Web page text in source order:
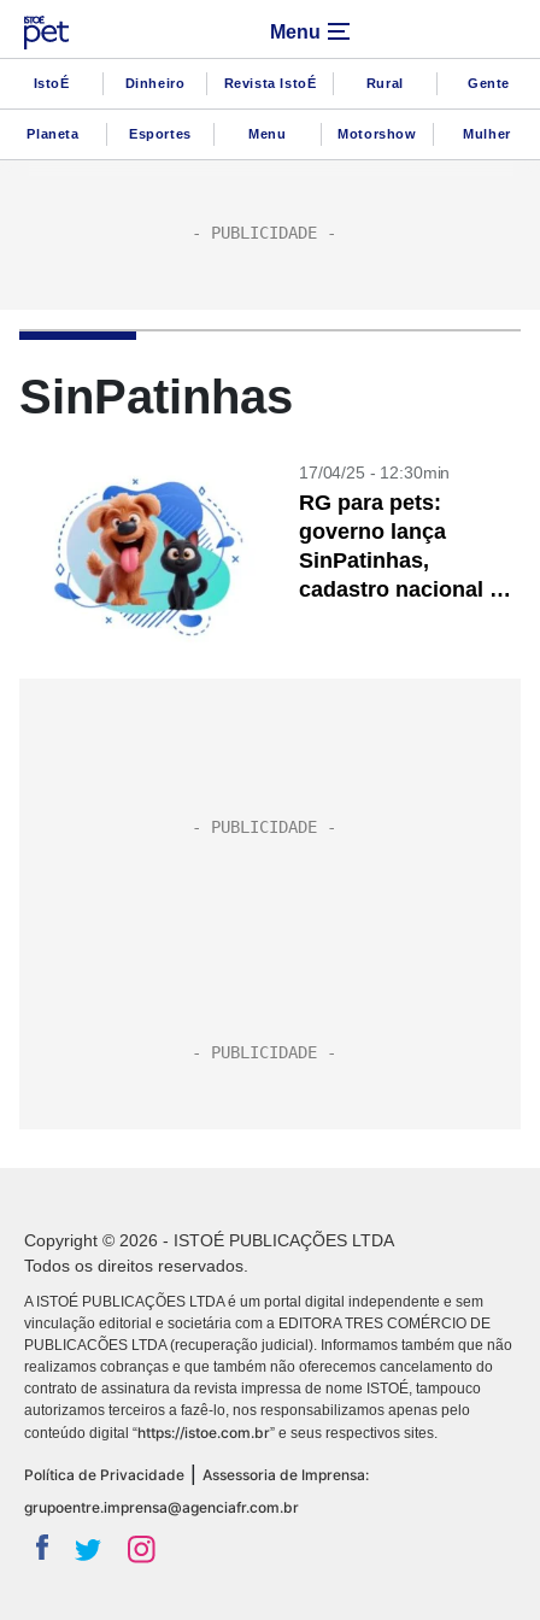
Menu
IstoÉ Dinheiro Revista IstoÉ Rural Gente
Planeta Esportes Menu Motorshow Mulher
SinPatinhas
17/04/25 - 12:30min
RG para pets:
governo lança
SinPatinhas,
cadastro nacional de
Copyright © 2026 - ISTOÉ PUBLICAÇÕES LTDA
Todos os direitos reservados.
A ISTOÉ PUBLICAÇÕES LTDA é um portal digital independente e sem
vinculação editorial e societária com a EDITORA TRES COMÉRCIO DE
PUBLICACÕES LTDA (recuperação judicial). Informamos também que não
realizamos cobranças e que também não oferecemos cancelamento do
contrato de assinatura da revista impressa de nome ISTOÉ, tampouco
autorizamos terceiros a fazê-lo, nos responsabilizamos apenas pelo
conteúdo digital “https://istoe.com.br” e seus respectivos sites.
Política de Privacidade
Assessoria de Imprensa:
grupoentre.imprensa@agenciafr.com.br